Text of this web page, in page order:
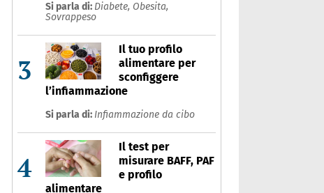
Si parla di: Diabete, Obesita,
Sovrappeso
3
Il tuo profilo
alimentare per
sconfiggere
l’infiammazione
Si parla di: Infiammazione da cibo
4
Il test per
misurare BAFF, PAF
e profilo
alimentare